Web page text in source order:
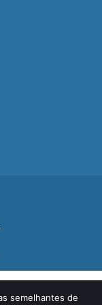
semelhantes de